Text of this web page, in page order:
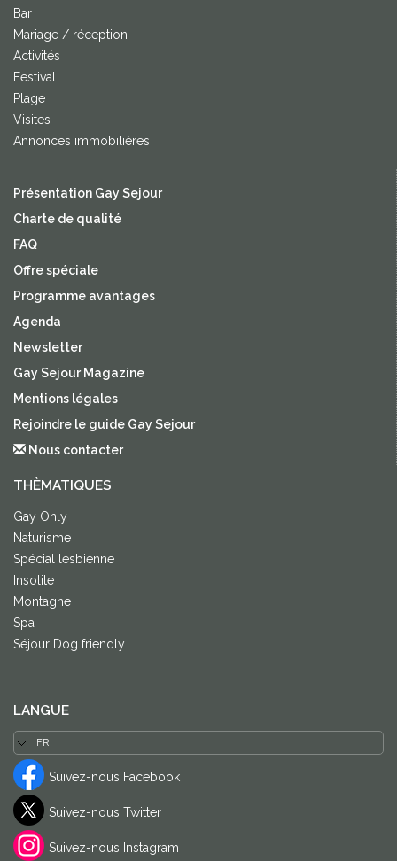
Bar
Mariage / réception
Activités
Festival
Plage
Visites
Annonces immobilières
Présentation Gay Sejour
Charte de qualité
FAQ
Offre spéciale
Programme avantages
Agenda
Newsletter
Gay Sejour Magazine
Mentions légales
Rejoindre le guide Gay Sejour
Nous contacter
THÈMATIQUES
Gay Only
Naturisme
Spécial lesbienne
Insolite
Montagne
Spa
Séjour Dog friendly
LANGUE
Suivez-nous Facebook
Suivez-nous Twitter
Suivez-nous Instagram